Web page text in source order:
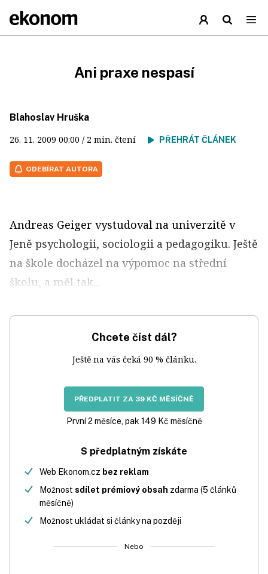
Ani praxe nespasí
Blahoslav Hruška
26. 11. 2009 00:00 / 2 min. čtení PŘEHRÁT ČLÁNEK
ODEBÍRAT AUTORA
Andreas Geiger vystudoval na univerzitě v
Jeně psychologii, sociologii a pedagogiku. Ještě
na škole docházel na výpomoc na střední
školu, a měl tak...
Chcete číst dál?
Ještě na vás čeká 90 % článku.
PŘEDPLATIT ZA 39 KČ MĚSÍČNĚ
První 2 měsíce, pak 149 Kč měsíčně
S předplatným získáte
Web Ekonom.cz bez reklam
Možnost sdílet prémiový obsah zdarma (5 článků
měsíčně)
Možnost ukládat si články na později
Nebo